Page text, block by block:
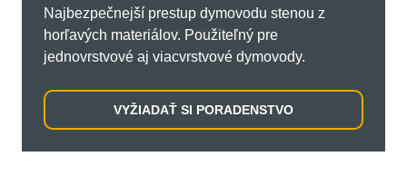
Najbezpečnejší prestup dymovodu stenou z
horľavých materiálov. Použiteľný pre
jednovrstvové aj viacvrstvové dymovody.
VYŽIADAŤ SI PORADENSTVO